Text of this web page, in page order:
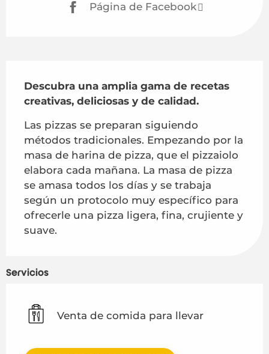
Página de Facebook
Descubra una amplia gama de recetas
creativas, deliciosas y de calidad.
Las pizzas se preparan siguiendo
métodos tradicionales. Empezando por la
masa de harina de pizza, que el pizzaiolo
elabora cada mañana. La masa de pizza
se amasa todos los días y se trabaja
según un protocolo muy específico para
ofrecerle una pizza ligera, fina, crujiente y
suave.
Servicios
Venta de comida para llevar